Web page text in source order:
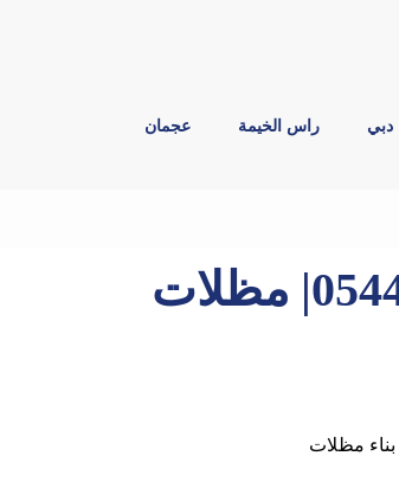
دبي راس الخيمة عجمان
بناء مظلات في ام القيوين |0544026642| مظلات